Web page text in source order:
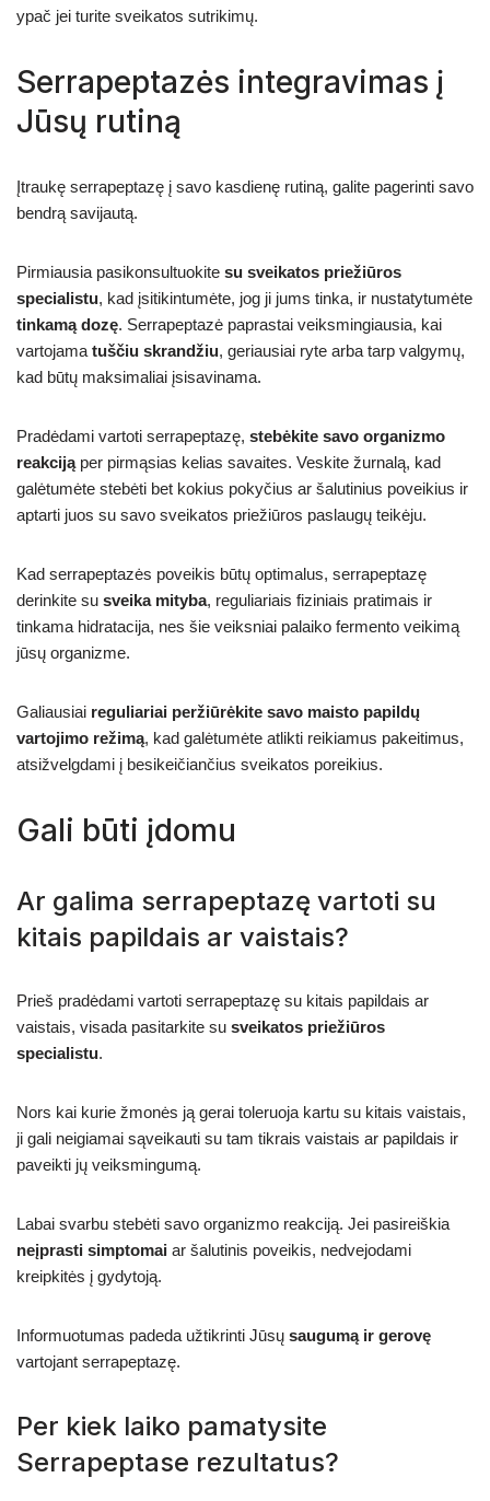
ypač jei turite sveikatos sutrikimų.
Serrapeptazės integravimas į
Jūsų rutiną
Įtraukę serrapeptazę į savo kasdienę rutiną, galite pagerinti savo
bendrą savijautą.
Pirmiausia pasikonsultuokite su sveikatos priežiūros
specialistu, kad įsitikintumėte, jog ji jums tinka, ir nustatytumėte
tinkamą dozę. Serrapeptazė paprastai veiksmingiausia, kai
vartojama tuščiu skrandžiu, geriausiai ryte arba tarp valgymų,
kad būtų maksimaliai įsisavinama.
Pradėdami vartoti serrapeptazę, stebėkite savo organizmo
reakcijąper pirmąsias kelias savaites. Veskite žurnalą, kad
galėtumėte stebėti bet kokius pokyčius ar šalutinius poveikius ir
aptarti juos su savo sveikatos priežiūros paslaugų teikėju.
Kad serrapeptazės poveikis būtų optimalus, serrapeptazę
derinkite su sveika mityba, reguliariais fiziniais pratimais ir
tinkama hidratacija, nes šie veiksniai palaiko fermento veikimą
jūsų organizme.
Galiausiai reguliariai peržiūrėkite savo maisto papildų
vartojimo režimą, kad galėtumėte atlikti reikiamus pakeitimus,
atsižvelgdami į besikeičiančius sveikatos poreikius.
Gali būti įdomu
Ar galima serrapeptazę vartoti su
kitais papildais ar vaistais?
Prieš pradėdami vartoti serrapeptazę su kitais papildais ar
vaistais, visada pasitarkite su sveikatos priežiūros
specialistu.
Nors kai kurie žmonės ją gerai toleruoja kartu su kitais vaistais,
ji gali neigiamai sąveikauti su tam tikrais vaistais ar papildais ir
paveikti jų veiksmingumą.
Labai svarbu stebėti savo organizmo reakciją. Jei pasireiškia
neįprasti simptomai ar šalutinis poveikis, nedvejodami
kreipkitės į gydytoją.
Informuotumas padeda užtikrinti Jūsų saugumą ir gerovę
vartojant serrapeptazę.
Per kiek laiko pamatysite
Serrapeptase rezultatus?